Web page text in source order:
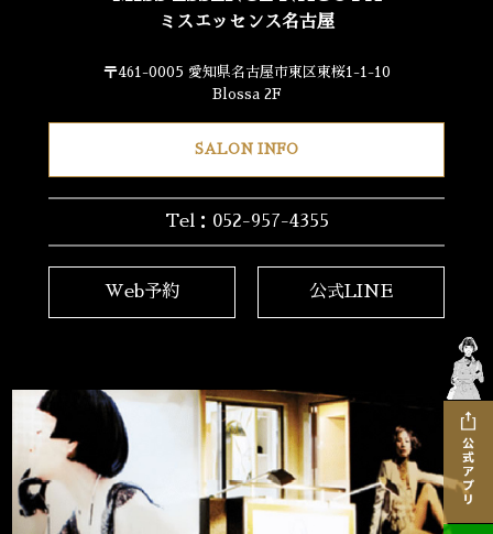
ミスエッセンス名古屋
〒461-0005 愛知県名古屋市東区東桜1-1-10
Blossa 2F
SALON INFO
Tel：052-957-4355
Web予約 公式LINE